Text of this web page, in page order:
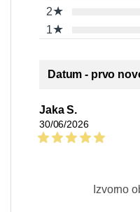
2★
1★
Datum - prvo
Jaka S.
30/06/2026
Izvorno